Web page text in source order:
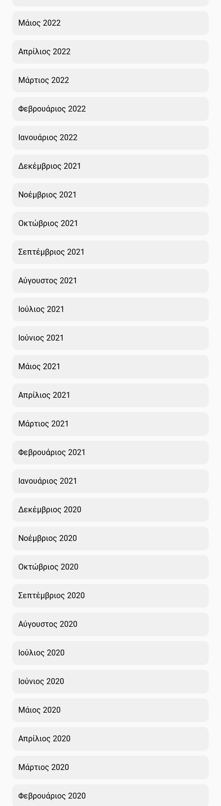
Μάιος 2022
Απρίλιος 2022
Μάρτιος 2022
Φεβρουάριος 2022
Ιανουάριος 2022
Δεκέμβριος 2021
Νοέμβριος 2021
Οκτώβριος 2021
Σεπτέμβριος 2021
Αύγουστος 2021
Ιούλιος 2021
Ιούνιος 2021
Μάιος 2021
Απρίλιος 2021
Μάρτιος 2021
Φεβρουάριος 2021
Ιανουάριος 2021
Δεκέμβριος 2020
Νοέμβριος 2020
Οκτώβριος 2020
Σεπτέμβριος 2020
Αύγουστος 2020
Ιούλιος 2020
Ιούνιος 2020
Μάιος 2020
Απρίλιος 2020
Μάρτιος 2020
Φεβρουάριος 2020